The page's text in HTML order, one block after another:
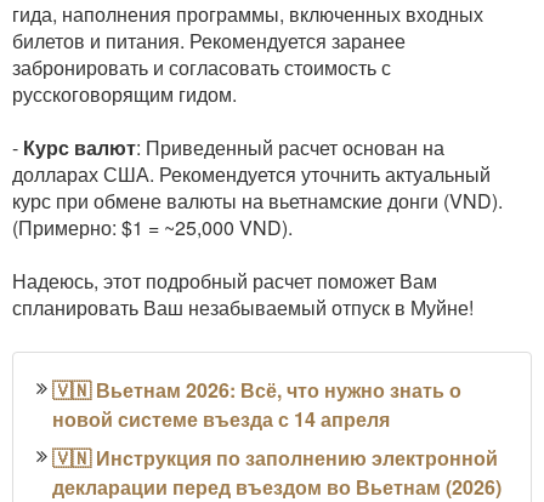
гида, наполнения программы, включенных входных
билетов и питания. Рекомендуется заранее
забронировать и согласовать стоимость с
русскоговорящим гидом.
- Курс валют: Приведенный расчет основан на
долларах США. Рекомендуется уточнить актуальный
курс при обмене валюты на вьетнамские донги (VND).
(Примерно: $1 = ~25,000 VND).
Надеюсь, этот подробный расчет поможет Вам
спланировать Ваш незабываемый отпуск в Муйне!
🇻🇳 Вьетнам 2026: Всё, что нужно знать о
новой системе въезда с 14 апреля
🇻🇳 Инструкция по заполнению электронной
декларации перед въездом во Вьетнам (2026)